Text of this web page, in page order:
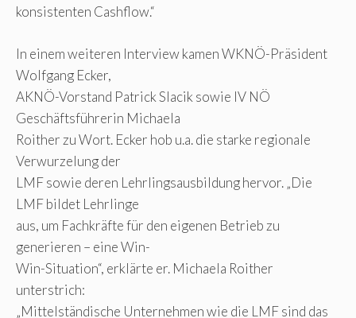
konsistenten Cashflow.“
In einem weiteren Interview kamen WKNÖ-Präsident
Wolfgang Ecker,
AKNÖ-Vorstand Patrick Slacik sowie IV NÖ
Geschäftsführerin Michaela
Roither zu Wort. Ecker hob u.a. die starke regionale
Verwurzelung der
LMF sowie deren Lehrlingsausbildung hervor. „Die
LMF bildet Lehrlinge
aus, um Fachkräfte für den eigenen Betrieb zu
generieren – eine Win-
Win-Situation“, erklärte er. Michaela Roither
unterstrich:
„Mittelständische Unternehmen wie die LMF sind das